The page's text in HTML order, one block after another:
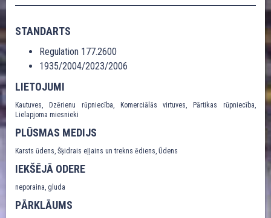
STANDARTS
Regulation 177.2600
1935/2004/2023/2006
LIETOJUMI
Kautuves, Dzērienu rūpniecība, Komerciālās virtuves, Pārtikas rūpniecība,
Lielapjoma miesnieki
PLŪSMAS MEDIJS
Karsts ūdens, Šķidrais eļļains un trekns ēdiens, Ūdens
IEKŠĒJĀ ODERE
neporaina, gluda
PĀRKLĀUMS